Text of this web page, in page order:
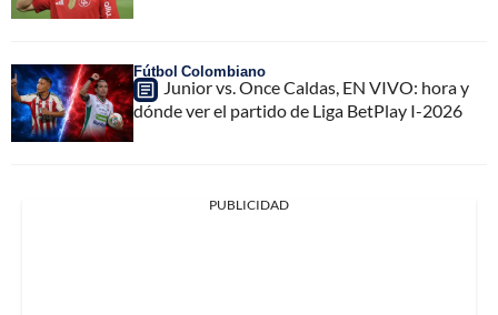
Fútbol Colombiano
Junior vs. Once Caldas, EN VIVO: hora y
dónde ver el partido de Liga BetPlay I-2026
PUBLICIDAD